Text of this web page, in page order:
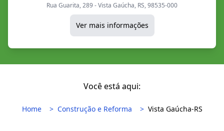
Rua Guarita, 289 - Vista Gaúcha, RS, 98535-000
Ver mais informações
Você está aqui:
Home Construção e Reforma Vista Gaúcha-RS